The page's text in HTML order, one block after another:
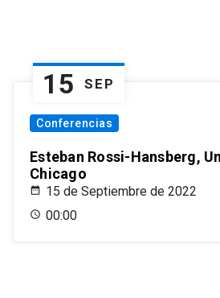
15 SEP
Conferencias
Esteban Rossi-Hansberg,
Chicago
15 de Septiembre de 2022
00:00